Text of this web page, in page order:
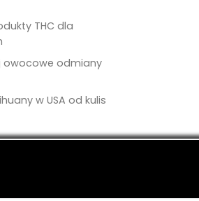
THC dla
owocowe odmiany
w USA od kulis